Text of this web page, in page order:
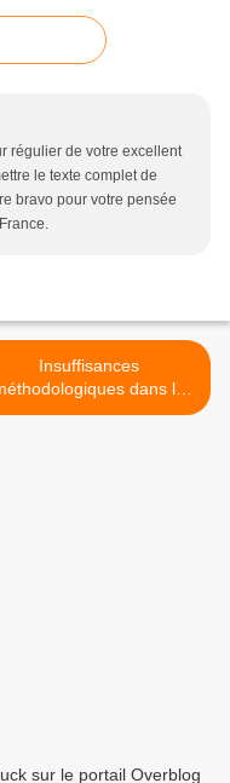
régulier de votre excellent
le texte complet de
bravo pour votre pensée
Insuffisances
dans le
rapport Blanchard/ Tirole >
sur le portail Overblog